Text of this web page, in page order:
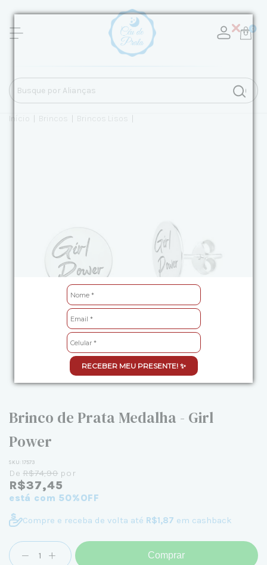
RECEBER MEU PRESENTE! ✨
0
Início Brincos Brincos Lisos
Brinco de Prata Medalha - Girl
Power
SKU: 17573
DeR$74,90por
R$37,45
está com 50%OFF
Compre e receba de volta até R$1,87 em cashback
Comprar